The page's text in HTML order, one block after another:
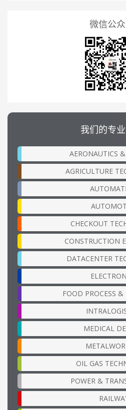
微信公
我们的专
AERONAUTICS
AGRICULTURE
CHECKOUT
CONSTRUCTION
DATACENTER
FOOD PROCESS &
MEDICAL
OIL GAS
POWER &